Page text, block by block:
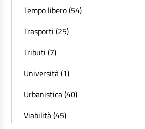
Tempo libero (54)
Trasporti (25)
Tributi (7)
Università (1)
Urbanistica (40)
Viabilità (45)